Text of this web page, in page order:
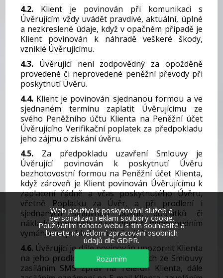
4.2. Klient je povinován při komunikaci s
Úvěrujícím vždy uvádět pravdivé, aktuální, úplné
a nezkreslené údaje, když v opačném případě je
Klient povinován k náhradě veškeré škody,
vzniklé Úvěrujícímu.
4.3. Úvěrující není zodpovědný za opožděně
provedené či neprovedené peněžní převody při
poskytnutí Úvěru.
4.4. Klient je povinován sjednanou formou a ve
sjednaném termínu zaplatit Úvěrujícímu ze
svého Peněžního účtu Klienta na Peněžní účet
Úvěrujícího Verifikační poplatek za předpokladu
jeho zájmu o získání úvěru.
4.5. Za předpokladu uzavření Smlouvy je
Úvěrující povinován k poskytnutí Úvěru
bezhotovostní formou na Peněžní účet Klienta,
když zároveň je Klient povinován Úvěrujícímu k
zaplacení řádně a včas poskytnutého Úvěru,
včetně Poplatku za Úvěr, a při prodlení i
sjednaných smluvních pokut, poplatků či
nákladů spojených se soudním či mimosoudním
vymáháním pohledávek Úvěrujícího.
4.6. Úvěrující je dále povinován upozornit Klienta
na jeho prodlení a o jeho závazcích ze Smlouvy
zasíláním SMS zpráv na Telefon Klienta, dále
Web používá k poskytování služeb a
personalizaci reklam soubory cookie.
Používáním tohoto webu s tím souhlasíte a
berete na vědomí zpracování osobních
údajů dle GDPR.
Rozumím